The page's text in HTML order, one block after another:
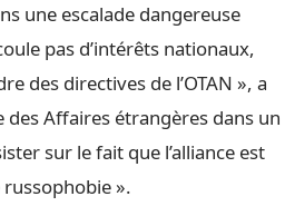
une escalade dangereuse
pas d’intérêts nationaux,
des directives de l’OTAN », a
Affaires étrangères dans un
sur le fait que l’alliance est
».